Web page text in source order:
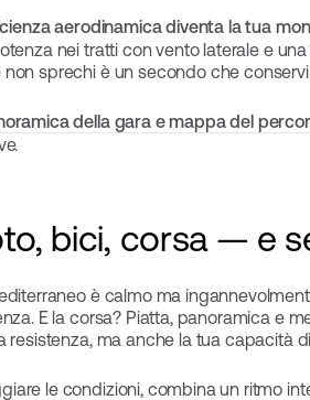
aerodinamica diventa la tua
nei tratti con vento laterale e
sprechi è un secondo che
della gara e mappa del
bici, corsa — e
è calmo ma
E la corsa? Piatta, panoramica e
resistenza, ma anche la tua capacità
le condizioni, combina un ritmo